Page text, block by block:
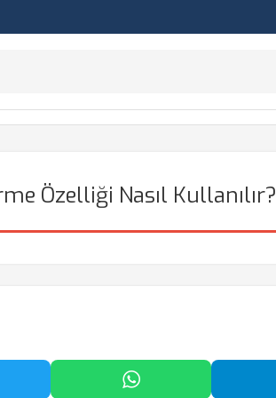
Özelliği Nasıl Kullanılır?